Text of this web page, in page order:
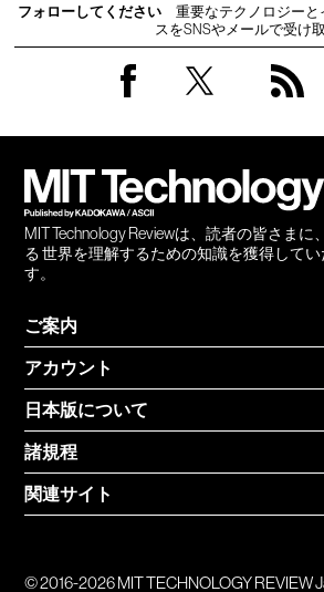
フォローしてください
重要なテクノロジー
スをSNSやメールで受け
MIT Technology Reviewは、読者の皆さま
る 世界を理解するための知識を獲得して
す。
ご案内
アカウント
日本版について
諸規程
関連サイト
© 2016-2026 MIT TECHNOLOGY REVIEW